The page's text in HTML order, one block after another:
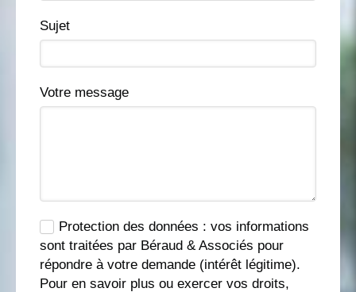
Sujet
Votre message
Protection des données : vos informations
sont traitées par Béraud & Associés pour
répondre à votre demande (intérêt légitime).
Pour en savoir plus ou exercer vos droits,